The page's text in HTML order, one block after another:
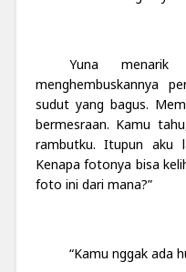
Yuna menarik
menghembuskannya
sudut yang bagus.
bermesraan. Kamu
rambutku. Itupun aku
Kenapa fotonya bisa
foto ini dari mana?”
“Kamu nggak ada